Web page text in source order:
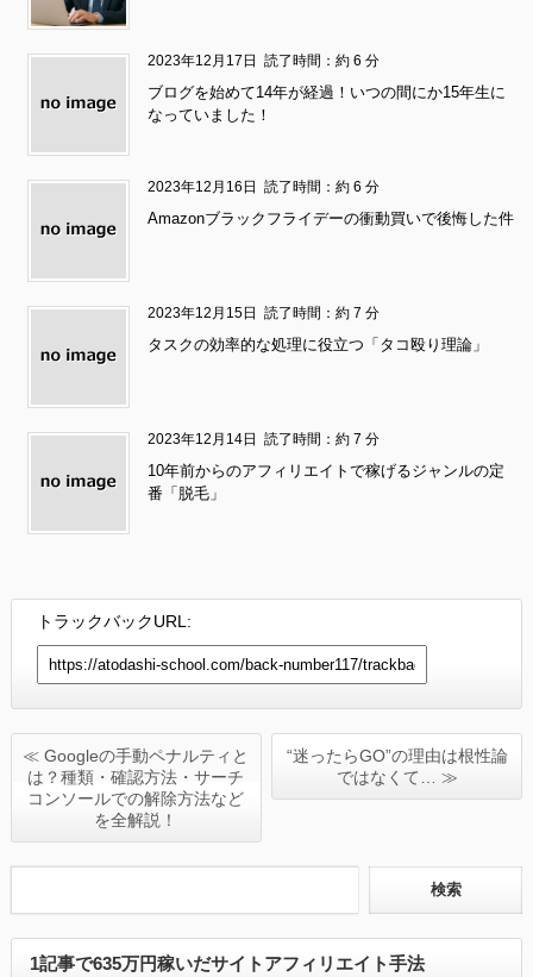
2023年12月17日読了時間：約 6 分
ブログを始めて14年が経過！いつの間にか15年生に
なっていました！
2023年12月16日読了時間：約 6 分
Amazonブラックフライデーの衝動買いで後悔した件
2023年12月15日読了時間：約 7 分
タスクの効率的な処理に役立つ「タコ殴り理論」
2023年12月14日読了時間：約 7 分
10年前からのアフィリエイトで稼げるジャンルの定
番「脱毛」
トラックバックURL:
≪ Googleの手動ペナルティと
は？種類・確認方法・サーチ
コンソールでの解除方法など
を全解説！
“迷ったらGO”の理由は根性論
ではなくて… ≫
1記事で635万円稼いだサイトアフィリエイト手法